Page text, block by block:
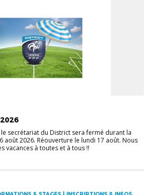
secrétariat du District sera fermé durant la
août 2026. Réouverture le lundi 17 août. Nous
vacances à toutes et à tous !!